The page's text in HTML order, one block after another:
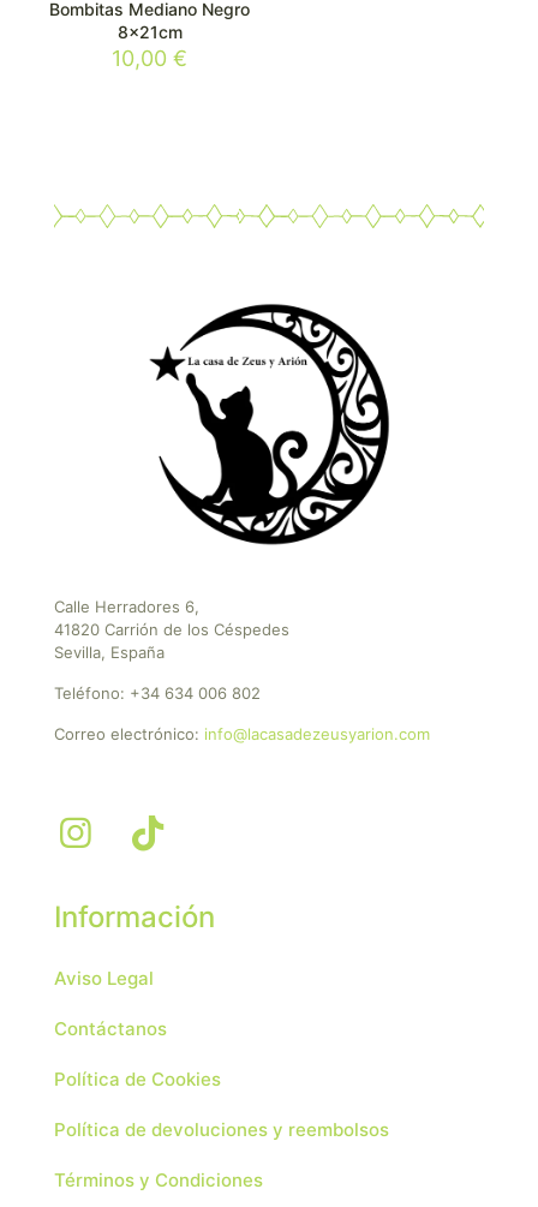
Bombitas Mediano Negro
8x21cm
10,00€
Calle Herradores 6,
41820 Carrión de los Céspedes
Sevilla, España
Teléfono: +34 634 006 802
Correo electrónico: info@lacasadezeusyarion.com
Información
Aviso Legal
Contáctanos
Política de Cookies
Política de devoluciones y reembolsos
Términos y Condiciones